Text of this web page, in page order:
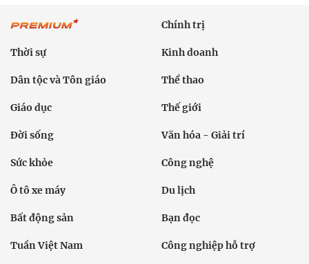
Chính trị
Thời sự Kinh doanh
Dân tộc và Tôn giáo Thể thao
Giáo dục Thế giới
Đời sống Văn hóa - Giải trí
Sức khỏe Công nghệ
Ô tô xe máy Du lịch
Bất động sản Bạn đọc
Tuần Việt Nam Công nghiệp hỗ trợ